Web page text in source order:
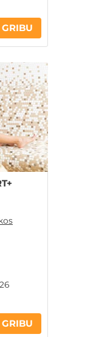
GRIBU
GRIBU